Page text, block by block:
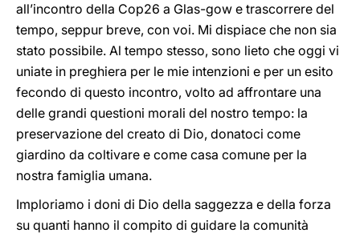
all’incontro della Cop26 a Glas-gow e trascorrere del
tempo, seppur breve, con voi. Mi dispiace che non sia
stato possibile. Al tempo stesso, sono lieto che oggi vi
uniate in preghiera per le mie intenzioni e per un esito
fecondo di questo incontro, volto ad affrontare una
delle grandi questioni morali del nostro tempo: la
preservazione del creato di Dio, donatoci come
giardino da coltivare e come casa comune per la
nostra famiglia umana.
Imploriamo i doni di Dio della saggezza e della forza
su quanti hanno il compito di guidare la comunità